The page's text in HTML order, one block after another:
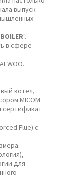
выпуск
".
в сфере
котел,
MICOM
сертификат
Flue) с
для